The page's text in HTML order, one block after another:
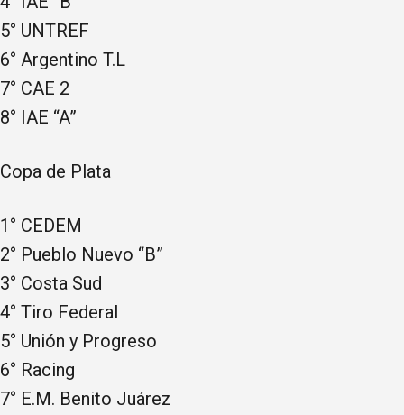
5° UNTREF
6° Argentino T.L
7° CAE 2
8° IAE “A”
Copa de Plata
1° CEDEM
2° Pueblo Nuevo “B”
3° Costa Sud
4° Tiro Federal
5° Unión y Progreso
6° Racing
7° E.M. Benito Juárez